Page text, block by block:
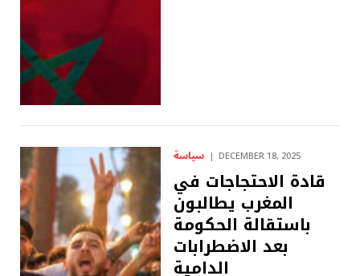
سياسة DECEMBER 18, 2025
قادة الاحتجاجات في
المغرب يطالبون
باستقالة الحكومة
بعد الاضطرابات
الدامية